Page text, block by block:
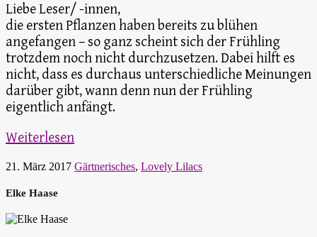
Liebe Leser/ -innen,
die ersten Pflanzen haben bereits zu blühen
angefangen – so ganz scheint sich der Frühling
trotzdem noch nicht durchzusetzen. Dabei hilft es
nicht, dass es durchaus unterschiedliche Meinungen
darüber gibt, wann denn nun der Frühling
eigentlich anfängt.
Weiterlesen
21. März 2017 Gärtnerisches, Lovely Lilacs
Elke Haase